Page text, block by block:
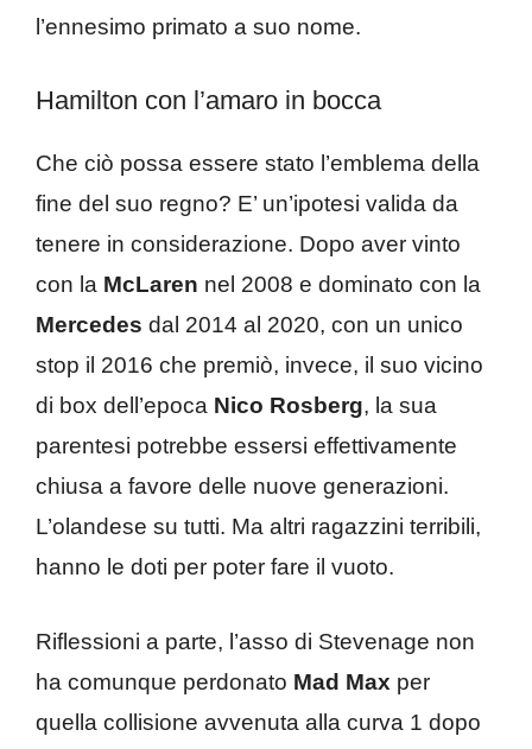
l’ennesimo primato a suo nome.
Hamilton con l’amaro in bocca
Che ciò possa essere stato l’emblema della
fine del suo regno? E’ un’ipotesi valida da
tenere in considerazione. Dopo aver vinto
con la McLaren nel 2008 e dominato con la
Mercedes dal 2014 al 2020, con un unico
stop il 2016 che premiò, invece, il suo vicino
di box dell’epoca Nico Rosberg, la sua
parentesi potrebbe essersi effettivamente
chiusa a favore delle nuove generazioni.
L’olandese su tutti. Ma altri ragazzini terribili,
hanno le doti per poter fare il vuoto.
Riflessioni a parte, l’asso di Stevenage non
ha comunque perdonato Mad Max per
quella collisione avvenuta alla curva 1 dopo